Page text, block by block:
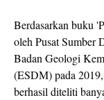
Berdasarkan buku
oleh Pusat Sumber
Badan Geologi
(ESDM) pada
berhasil diteliti